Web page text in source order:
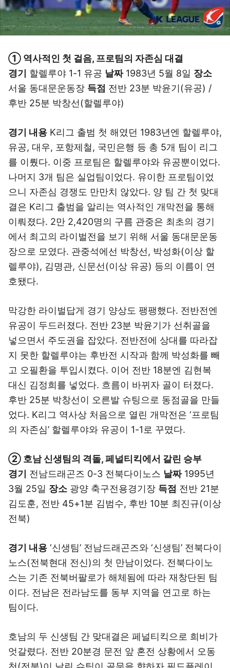
① 역사적인 첫 걸음, 프로팀의 자존심 대결
경기
할렐루야 1-1 유공 날짜1983년 5월 8일 장소
서울 동대문운동장 득점 전반 23분 박윤기(유공) /
후반 25분 박창선(할렐루야)
경기 내용 K리그 출범 첫 해였던 1983년엔 할렐루야,
유공, 대우, 포항제철, 국민은행 등 총 5개 팀이 리그
를 이뤘다. 이중 프로팀은 할렐루야와 유공뿐이었다.
나머지 3개 팀은 실업팀이었다. 유이한 프로팀이었
으니 자존심 경쟁도 만만치 않았다. 양 팀 간 첫 맞대
결은 K리그 출범을 알리는 역사적인 개막전을 통해
이뤄졌다. 2만 2,420명의 구름 관중은 최초의 경기
에서 최고의 라이벌전을 보기 위해 서울 동대문운동
장으로 모였다. 관중석에선 박창선, 박성화(이상 할
렐루야), 김명관, 신문선(이상 유공) 등의 이름이 연
호됐다.
막강한 라이벌답게 경기 양상도 팽팽했다. 전반전엔
유공이 두드러졌다. 전반 23분 박윤기가 선취골을
넣으면서 주도권을 잡았다. 전반전에 상대를 따라잡
지 못한 할렐루야는 후반전 시작과 함께 박성화를 빼
고 오필환을 투입시켰다. 이어 전반 18분엔 김현복
대신 김정희를 넣었다. 흐름이 바뀌자 골이 터졌다.
후반 25분 박창선이 오른발 슈팅으로 동점골을 만들
었다. K리그 역사상 처음으로 열린 개막전은 ‘프로팀
의 자존심’ 할렐루야와 유공이 1-1로 꾸몄다.
② 호남 신생팀의 격돌, 페널티킥에서 갈린 승부
경기
전남드래곤즈 0-3 전북다이노스 날짜1995년
3월 25일 장소 광양 축구전용경기장 득점 전반 21분
김도훈, 전반 45+1분 김범수, 후반 10분 최진규(이상
전북)
경기 내용 ‘신생팀’ 전남드래곤즈와 ‘신생팀’ 전북다이
노스(전북현대 전신)의 첫 만남이었다. 전북다이노
스는 기존 전북버팔로가 해체됨에 따라 재창단된 팀
이다. 전남은 전라남도를 동부 지역을 연고로 하는
팀이다.
호남의 두 신생팀 간 맞대결은 페널티킥으로 희비가
엇갈렸다. 전반 20분경 문전 앞 혼전 상황에서 오동